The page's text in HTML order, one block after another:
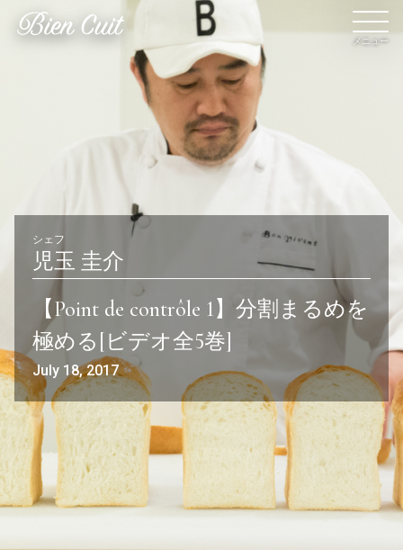
メニュー
会員登録
ログイン
パン一覧
ビアンキュイカルテ
ショップ
Bien Cuitについて
講師紹介
利用規約
お問い合わせ
公開収録レッスン
ビアンキュイライブ
修了証について
パン屋になった人達
パン辞典
よくある質問
トップページ
シェフ
児玉 圭介
【Point de contrôle 1】分割まるめを
極める[ビデオ全5巻]
July 18, 2017